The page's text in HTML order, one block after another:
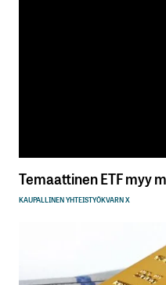
Temaattinen ETF myy
KAUPALLINEN YHTEISTYÖKVARN X